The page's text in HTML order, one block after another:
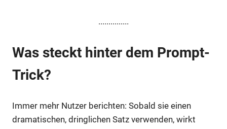
...............
Was steckt hinter dem Prompt-
Trick?
Immer mehr Nutzer berichten: Sobald sie einen
dramatischen, dringlichen Satz verwenden, wirkt